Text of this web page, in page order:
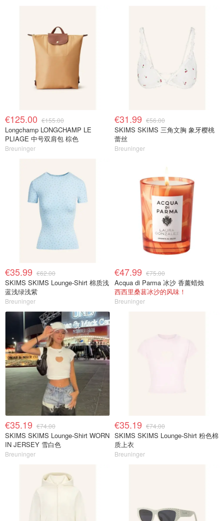
€125.00 €155.00
Longchamp LONGCHAMP LE
PLIAGE 中号双肩包 棕色
Breuninger
€31.99 €56.00
SKIMS SKIMS 三角文胸 象牙樱桃
蕾丝
Breuninger
€35.99 €62.00
SKIMS SKIMS Lounge-Shirt 棉质浅
蓝浅绿浅紫
Breuninger
€47.99 €75.00
Acqua di Parma 冰沙 香薰蜡烛
西西里桑葚冰沙的风味！
Breuninger
€35.19 €74.00
SKIMS SKIMS Lounge-Shirt WORN
IN JERSEY 雪白色
Breuninger
€35.19 €74.00
SKIMS SKIMS Lounge-Shirt 粉色棉
质上衣
Breuninger